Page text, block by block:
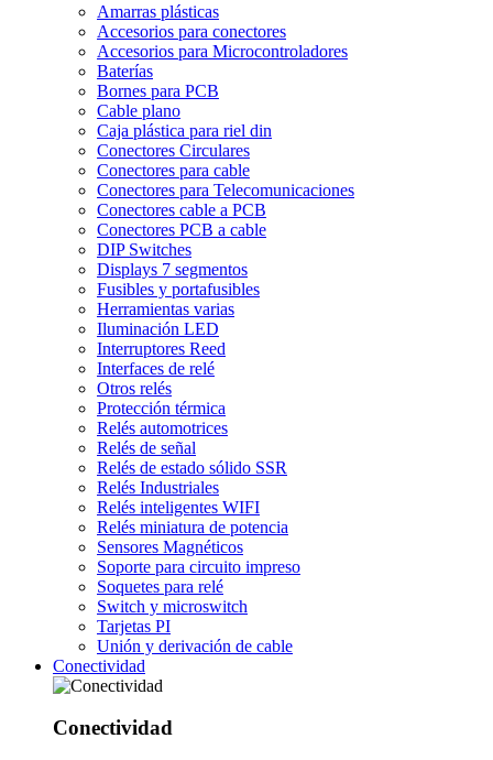
Amarras plásticas
Accesorios para conectores
Accesorios para Microcontroladores
Baterías
Bornes para PCB
Cable plano
Caja plástica para riel din
Conectores Circulares
Conectores para cable
Conectores para Telecomunicaciones
Conectores cable a PCB
Conectores PCB a cable
DIP Switches
Displays 7 segmentos
Fusibles y portafusibles
Herramientas varias
Iluminación LED
Interruptores Reed
Interfaces de relé
Otros relés
Protección térmica
Relés automotrices
Relés de señal
Relés de estado sólido SSR
Relés Industriales
Relés inteligentes WIFI
Relés miniatura de potencia
Sensores Magnéticos
Soporte para circuito impreso
Soquetes para relé
Switch y microswitch
Tarjetas PI
Unión y derivación de cable
Conectividad
Conectividad